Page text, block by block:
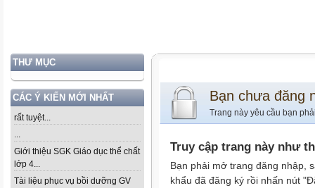
THƯ MỤC
CÁC Ý KIẾN MỚI NHẤT
rất tuyệt...
...
Giới thiệu SGK Giáo dục thể chất
lớp 4...
Tài liệu phục vụ bồi dưỡng GV
Bạn chưa đăng
Trang này yêu cầu bạn
Truy cập trang này như
Bạn phải mở trang đăng nhập,
khẩu đã đăng ký rồi nhấn nút